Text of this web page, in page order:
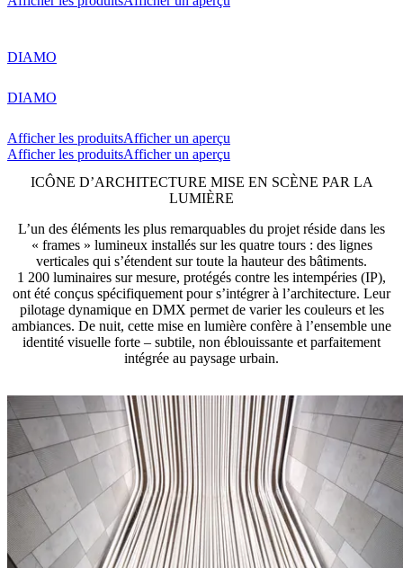
DIAMO
DIAMO
Afficher les produitsAfficher un aperçu
Afficher les produitsAfficher un aperçu
ICÔNE D’ARCHITECTURE MISE EN SCÈNE PAR LA
LUMIÈRE
L’un des éléments les plus remarquables du projet réside dans les
« frames » lumineux installés sur les quatre tours : des lignes
verticales qui s’étendent sur toute la hauteur des bâtiments.
1 200 luminaires sur mesure, protégés contre les intempéries (IP),
ont été conçus spécifiquement pour s’intégrer à l’architecture. Leur
pilotage dynamique en DMX permet de varier les couleurs et les
ambiances. De nuit, cette mise en lumière confère à l’ensemble une
identité visuelle forte – subtile, non éblouissante et parfaitement
intégrée au paysage urbain.